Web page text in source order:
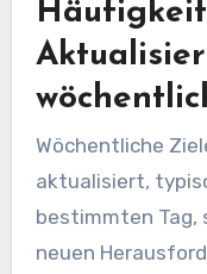
Wöchentliche
aktualisiert,
bestimmten Tag,
neuen